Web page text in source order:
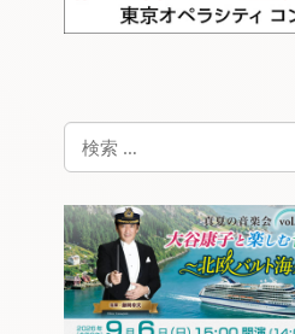
検
索